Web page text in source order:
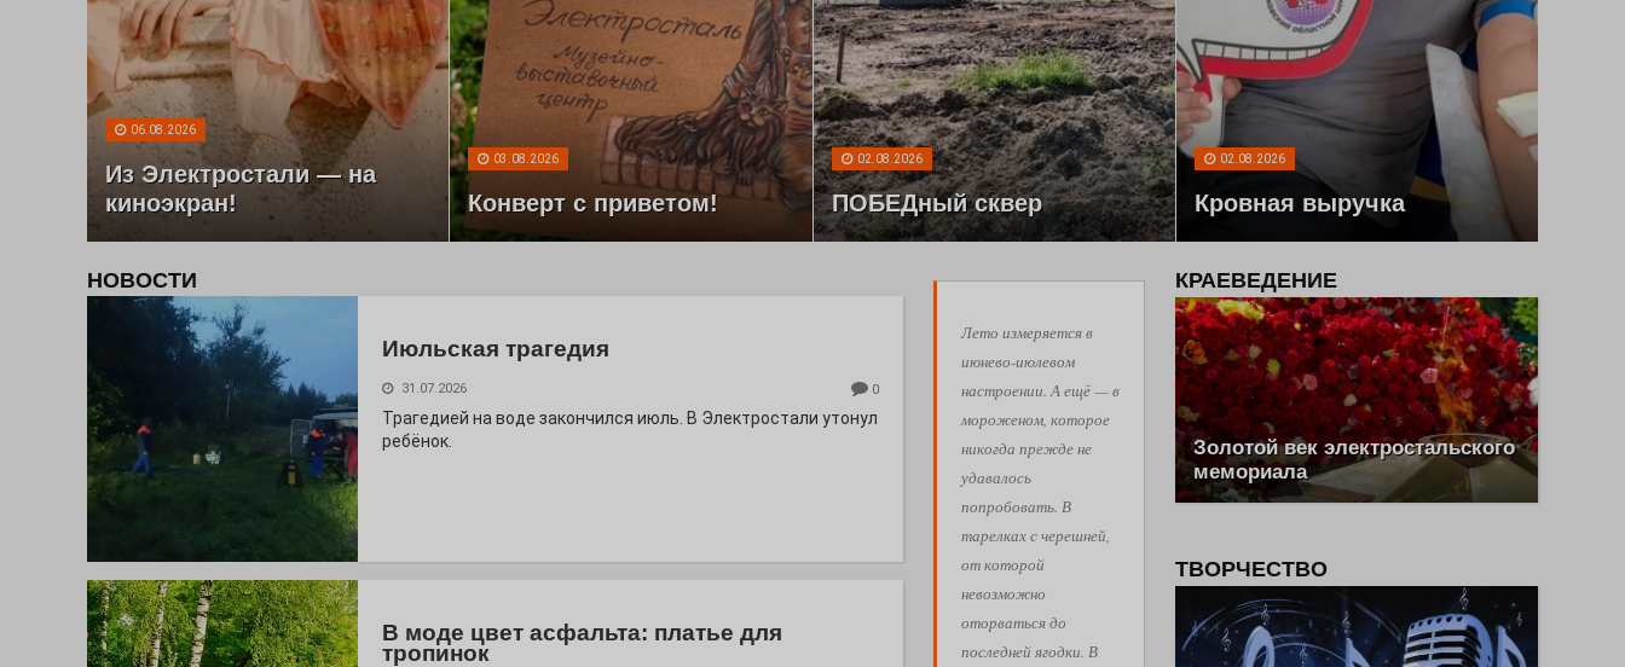
06.08.2026
Из Электростали — на
киноэкран!
03.08.2026
Конверт с приветом!
02.08.2026
ПОБЕДный сквер
02.08.2026
Кровная выручка
Лето измеряется в
июнево-июлевом
настроении. А ещё — в
мороженом, которое
никогда прежде не
удавалось
попробовать. В
тарелках с черешней,
от которой
невозможно
оторваться до
последней ягодки. В
НОВОСТИ
Июльская трагедия
31.07.2026 0
Трагедией на воде закончился июль. В Электростали утонул
ребёнок.
В моде цвет асфальта: платье для
тропинок
КРАЕВЕДЕНИЕ
Золотой век электростальского
мемориала
ТВОРЧЕСТВО